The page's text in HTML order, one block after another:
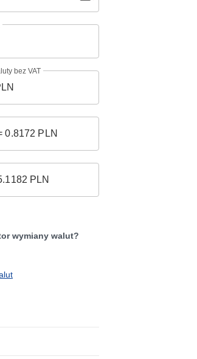
bez VAT
wymiany walut?